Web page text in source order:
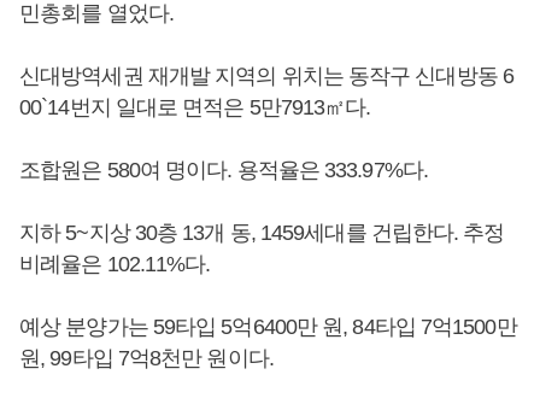
민총회를 열었다.
신대방역세권 재개발 지역의 위치는 동작구 신대방동 6
00`14번지 일대로 면적은 5만7913㎡다.
조합원은 580여 명이다. 용적율은 333.97%다.
지하 5~지상 30층 13개 동, 1459세대를 건립한다. 추정
비례율은 102.11%다.
예상 분양가는 59타입 5억6400만 원, 84타입 7억1500만
원, 99타입 7억8천만 원이다.